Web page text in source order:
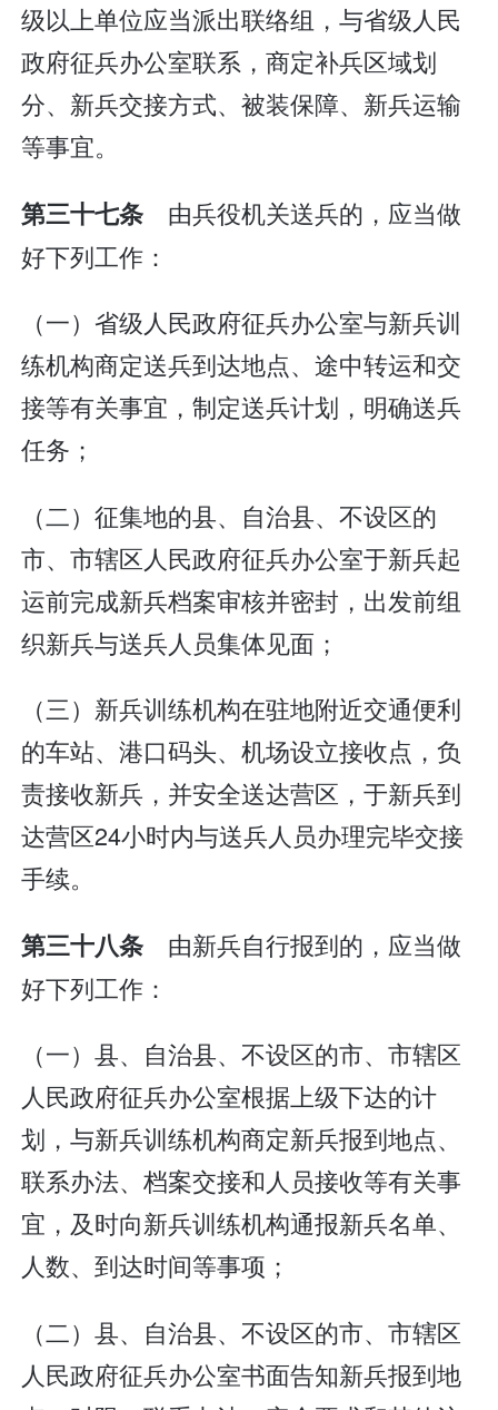
级以上单位应当派出联络组，与省级人民
政府征兵办公室联系，商定补兵区域划
分、新兵交接方式、被装保障、新兵运输
等事宜。
第三十七条 由兵役机关送兵的，应当做
好下列工作：
（一）省级人民政府征兵办公室与新兵训
练机构商定送兵到达地点、途中转运和交
接等有关事宜，制定送兵计划，明确送兵
任务；
（二）征集地的县、自治县、不设区的
市、市辖区人民政府征兵办公室于新兵起
运前完成新兵档案审核并密封，出发前组
织新兵与送兵人员集体见面；
（三）新兵训练机构在驻地附近交通便利
的车站、港口码头、机场设立接收点，负
责接收新兵，并安全送达营区，于新兵到
达营区24小时内与送兵人员办理完毕交接
手续。
第三十八条 由新兵自行报到的，应当做
好下列工作：
（一）县、自治县、不设区的市、市辖区
人民政府征兵办公室根据上级下达的计
划，与新兵训练机构商定新兵报到地点、
联系办法、档案交接和人员接收等有关事
宜，及时向新兵训练机构通报新兵名单、
人数、到达时间等事项；
（二）县、自治县、不设区的市、市辖区
人民政府征兵办公室书面告知新兵报到地